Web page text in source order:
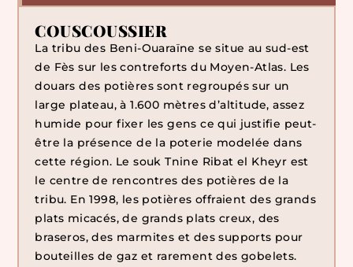
COUSCOUSSIER
La tribu des Beni-Ouaraïne se situe au sud-est
de Fès sur les contreforts du Moyen-Atlas. Les
douars des potières sont regroupés sur un
large plateau, à 1.600 mètres d’altitude, assez
humide pour fixer les gens ce qui justifie peut-
être la présence de la poterie modelée dans
cette région. Le souk Tnine Ribat el Kheyr est
le centre de rencontres des potières de la
tribu. En 1998, les potières offraient des grands
plats micacés, de grands plats creux, des
braseros, des marmites et des supports pour
bouteilles de gaz et rarement des gobelets.